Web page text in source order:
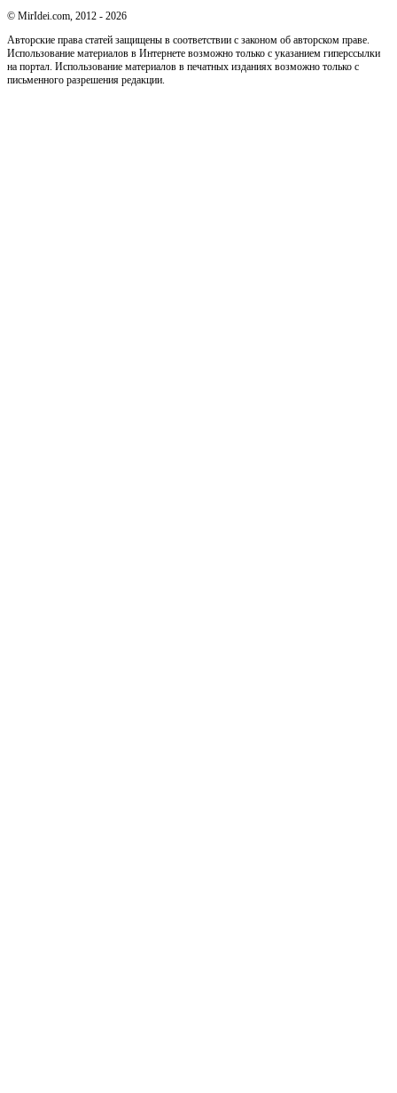
© MirIdei.com, 2012 - 2026
Авторские права статей защищены в соответствии с законом об авторском праве.
Использование материалов в Интернете возможно только с указанием гиперссылки
на портал. Использование материалов в печатных изданиях возможно только с
письменного разрешения редакции.